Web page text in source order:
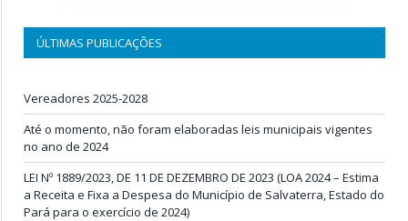
ÚLTIMAS PUBLICAÇÕES
Vereadores 2025-2028
Até o momento, não foram elaboradas leis municipais vigentes
no ano de 2024
LEI Nº 1889/2023, DE 11 DE DEZEMBRO DE 2023 (LOA 2024 – Estima
a Receita e Fixa a Despesa do Município de Salvaterra, Estado do
Pará para o exercício de 2024)